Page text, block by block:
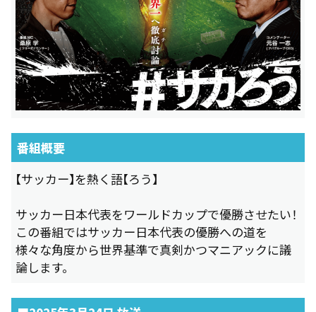
番組概要
【サッカー】を熱く語【ろう】
サッカー日本代表をワールドカップで優勝させたい！
この番組ではサッカー日本代表の優勝への道を
様々な角度から世界基準で真剣かつマニアックに議
論します。